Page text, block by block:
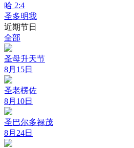
哈 2:4
圣多明我
近期节日
全部
圣母升天节
8月15日
圣老楞佐
8月10日
圣巴尔多禄茂
8月24日